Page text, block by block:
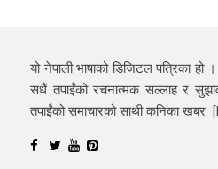
यो नेपाली भाषाको डिजिटल पत्रिका
सधैं तपाईंको रचनात्मक सल्लाह र
तपाईंको समाचारको साथी कनिका